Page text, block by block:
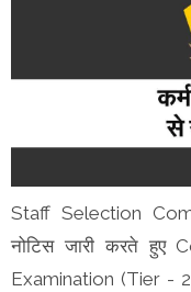
Staff Selection
नोटिस जारी करते हुए
Examination (Tier -